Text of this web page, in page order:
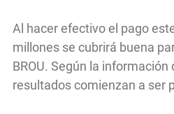
Al hacer efectivo el pago
millones se cubrirá buena
BROU. Según la
resultados comienzan a ser